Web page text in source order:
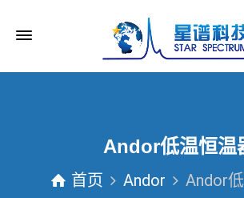
Andor低温恒温
首页 Andor Andor